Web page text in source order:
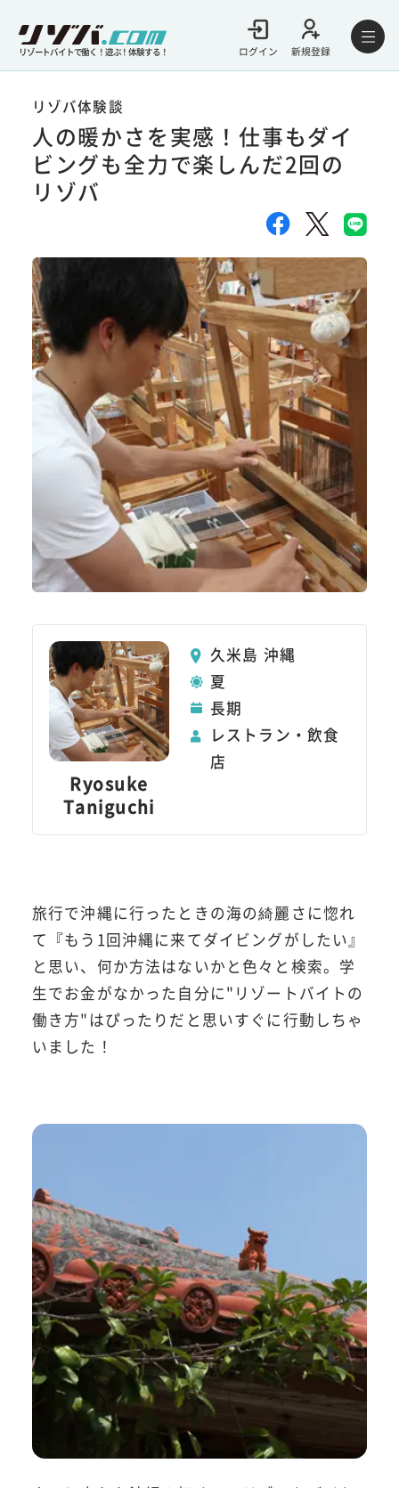
リゾートバイトで働く！遊ぶ！体験する！ ログイン 新規登録
リゾバ体験談
人の暖かさを実感！仕事もダイ
ビングも全力で楽しんだ2回の
リゾバ
Ryosuke
Taniguchi
久米島 沖縄
夏
長期
レストラン・飲食
店
旅行で沖縄に行ったときの海の綺麗さに惚れ
て『もう1回沖縄に来てダイビングがしたい』
と思い、何か方法はないかと色々と検索。学
生でお金がなかった自分に"リゾートバイトの
働き方"はぴったりだと思いすぐに行動しちゃ
いました！